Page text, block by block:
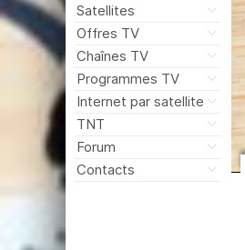
Satellites
Offres TV
Chaînes TV
Programmes TV
Internet par satellite
TNT
Forum
Contacts